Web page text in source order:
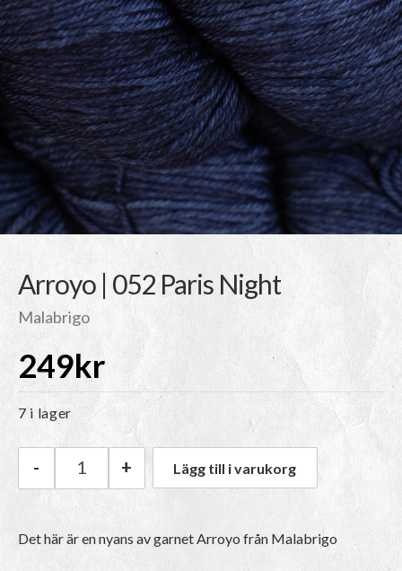
Arroyo | 052 Paris Night
Malabrigo
249kr
7 i lager
Malabrigo Arroyo | 052 Paris Night mängd
- + Lägg till i varukorg
Det här är en nyans av garnetArroyo från Malabrigo